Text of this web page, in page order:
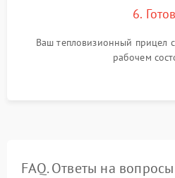
6.
Ваш тепловизионный прицел
рабочем
FAQ. Ответы на вопросы